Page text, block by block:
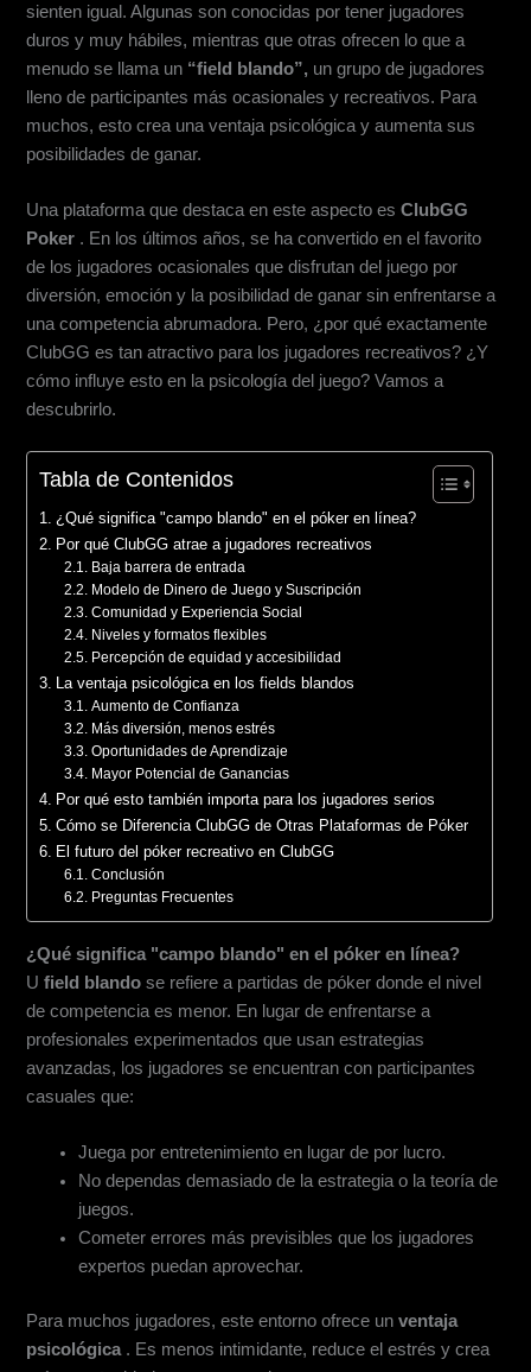
sienten igual. Algunas son conocidas por tener jugadores
duros y muy hábiles, mientras que otras ofrecen lo que a
menudo se llama un “field blando”, un grupo de jugadores
lleno de participantes más ocasionales y recreativos. Para
muchos, esto crea una ventaja psicológica y aumenta sus
posibilidades de ganar.
Una plataforma que destaca en este aspecto esClubGG
Poker . En los últimos años, se ha convertido en el favorito
de los jugadores ocasionales que disfrutan del juego por
diversión, emoción y la posibilidad de ganar sin enfrentarse a
una competencia abrumadora. Pero, ¿por qué exactamente
ClubGG es tan atractivo para los jugadores recreativos? ¿Y
cómo influye esto en la psicología del juego? Vamos a
descubrirlo.
Tabla de Contenidos
¿Qué significa "campo blando" en el póker en línea?
Por qué ClubGG atrae a jugadores recreativos
Baja barrera de entrada
Modelo de Dinero de Juego y Suscripción
Comunidad y Experiencia Social
Niveles y formatos flexibles
Percepción de equidad y accesibilidad
La ventaja psicológica en los fields blandos
Aumento de Confianza
Más diversión, menos estrés
Oportunidades de Aprendizaje
Mayor Potencial de Ganancias
Por qué esto también importa para los jugadores serios
Cómo se Diferencia ClubGG de Otras Plataformas de Póker
El futuro del póker recreativo en ClubGG
Conclusión
Preguntas Frecuentes
¿Qué significa "campo blando" en el póker en línea?
Ufield blandose refiere a partidas de póker donde el nivel
de competencia es menor. En lugar de enfrentarse a
profesionales experimentados que usan estrategias
avanzadas, los jugadores se encuentran con participantes
casuales que:
Juega por entretenimiento en lugar de por lucro.
No dependas demasiado de la estrategia o la teoría de
juegos.
Cometer errores más previsibles que los jugadores
expertos puedan aprovechar.
Para muchos jugadores, este entorno ofrece unventaja
psicológica . Es menos intimidante, reduce el estrés y crea